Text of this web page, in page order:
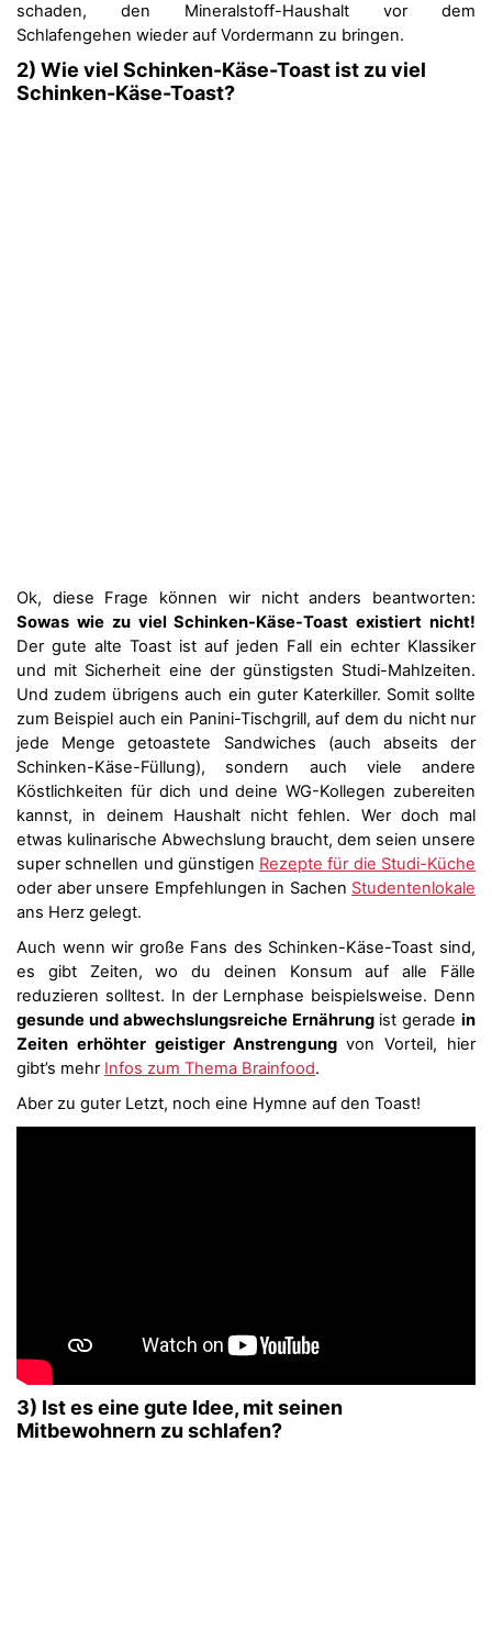
schaden, den Mineralstoff-Haushalt vor dem
Schlafengehen wieder auf Vordermann zu bringen.
2) Wie viel Schinken-Käse-Toast ist zu viel
Schinken-Käse-Toast?
Ok, diese Frage können wir nicht anders beantworten:
Sowas wie zu viel Schinken-Käse-Toast existiert nicht!
Der gute alte Toast ist auf jeden Fall ein echter Klassiker
und mit Sicherheit eine der günstigsten Studi-Mahlzeiten.
Und zudem übrigens auch ein guter Katerkiller. Somit sollte
zum Beispiel auch ein Panini-Tischgrill, auf dem du nicht nur
jede Menge getoastete Sandwiches (auch abseits der
Schinken-Käse-Füllung), sondern auch viele andere
Köstlichkeiten für dich und deine WG-Kollegen zubereiten
kannst, in deinem Haushalt nicht fehlen. Wer doch mal
etwas kulinarische Abwechslung braucht, dem seien unsere
super schnellen und günstigen Rezepte für die Studi-Küche
oder aber unsere Empfehlungen in Sachen Studentenlokale
ans Herz gelegt.
Auch wenn wir große Fans des Schinken-Käse-Toast sind,
es gibt Zeiten, wo du deinen Konsum auf alle Fälle
reduzieren solltest. In der Lernphase beispielsweise. Denn
gesunde und abwechslungsreiche Ernährungist gerade in
Zeiten erhöhter geistiger Anstrengungvon Vorteil, hier
gibt’s mehr Infos zum Thema Brainfood.
Aber zu guter Letzt, noch eine Hymne auf den Toast!
3) Ist es eine gute Idee, mit seinen
Mitbewohnern zu schlafen?